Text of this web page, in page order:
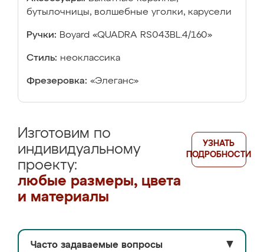
бутылочницы, волшебные уголки, карусели
Ручки: Boyard «QUADRA RS043BL.4/160»
Стиль: неоклассика
Фрезеровка: «Элеганс»
Изготовим по
индивидуальному
проекту:
любые размеры, цвета
и материалы
УЗНАТЬ
ПОДРОБНОСТИ
Часто задаваемые вопросы ▼